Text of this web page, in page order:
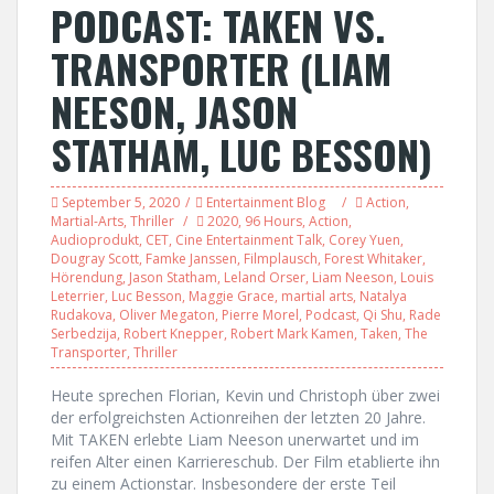
PODCAST: TAKEN VS.
TRANSPORTER (LIAM
NEESON, JASON
STATHAM, LUC BESSON)
September 5, 2020 Entertainment Blog Action,
Martial-Arts, Thriller 2020, 96 Hours, Action,
Audioprodukt, CET, Cine Entertainment Talk, Corey Yuen,
Dougray Scott, Famke Janssen, Filmplausch, Forest Whitaker,
Hörendung, Jason Statham, Leland Orser, Liam Neeson, Louis
Leterrier, Luc Besson, Maggie Grace, martial arts, Natalya
Rudakova, Oliver Megaton, Pierre Morel, Podcast, Qi Shu, Rade
Serbedzija, Robert Knepper, Robert Mark Kamen, Taken, The
Transporter, Thriller
Heute sprechen Florian, Kevin und Christoph über zwei
der erfolgreichsten Actionreihen der letzten 20 Jahre.
Mit TAKEN erlebte Liam Neeson unerwartet und im
reifen Alter einen Karriereschub. Der Film etablierte ihn
zu einem Actionstar. Insbesondere der erste Teil